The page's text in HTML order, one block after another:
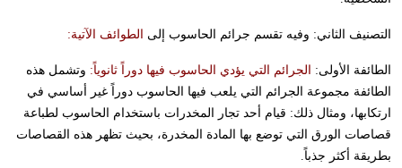
التصنيف الثاني: وفيه تقسم جرائم الحاسوب إلى الطوائف الآتية:
الطائفة الأولى: الجرائم التي يؤدي الحاسوب فيها دوراً ثانوياً: وتشمل هذه
الطائفة مجموعة الجرائم التي يلعب فيها الحاسوب دوراً غير أساسي في
ارتكابها، ومثال ذلك: قيام أحد تجار المخدرات باستخدام الحاسوب لطباعة
قصاصات الورق التي توضع بها المادة المخدرة، بحيث تظهر هذه القصاصات
بطريقة أكثر جذباً.